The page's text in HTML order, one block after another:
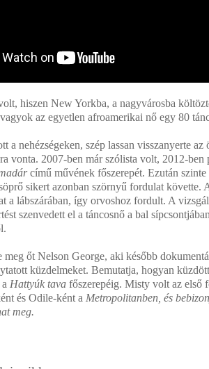
hiszen New Yorkba, a nagyvárosba
az egyetlen afroamerikai nő egy 80
a nehézségeken, szép lassan visszanyerte az
vonta. 2007-ben már szólista volt, 2012-ben
című művének főszerepét. Ezután
sikert azonban szörnyű fordulat követte.
a lábszárában, így orvoshoz fordult. A
szenvedett el a táncosnő a bal
meg őt Nelson George, aki később
küzdelmeket. Bemutatja, hogyan
Hattyúk tava főszerepéig. Misty volt az első
és Odile-ként a Metropolitanben, és
meg.